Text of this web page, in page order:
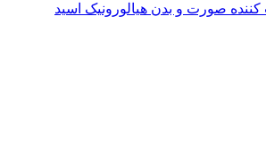
صورت و بدن هیالورونیک اسید